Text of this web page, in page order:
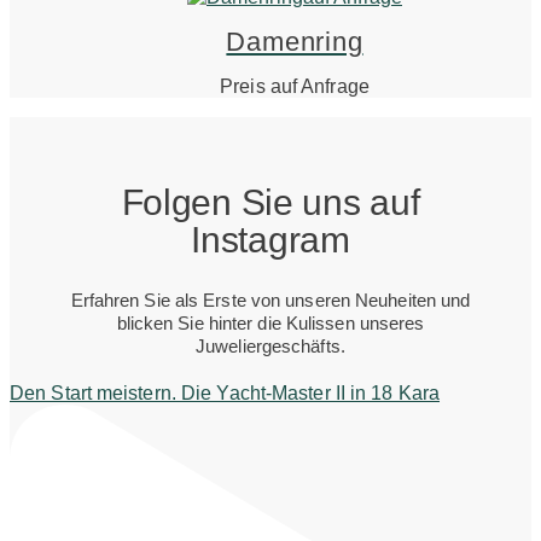
Damenring
Preis auf Anfrage
Folgen Sie uns auf
Instagram
Erfahren Sie als Erste von unseren Neuheiten und
blicken Sie hinter die Kulissen unseres
Juweliergeschäfts.
Den Start meistern. Die Yacht-Master II in 18 Kara